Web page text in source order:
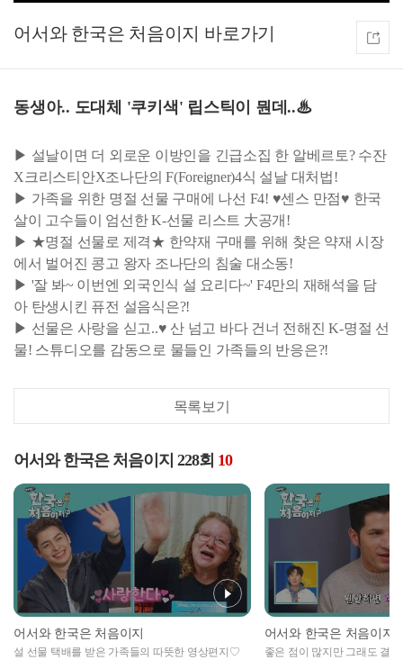
어서와 한국은 처음이지
동생아.. 도대체 '쿠키색' 립스틱이 뭔데..♨
▶ 설날이면 더 외로운 이방인을 긴급소집 한 알베르토? 수잔
X크리스티안X조나단의 F(Foreigner)4식 설날 대처법!
▶ 가족을 위한 명절 선물 구매에 나선 F4! ♥센스 만점♥ 한국
살이 고수들이 엄선한 K-선물 리스트 大공개!
▶ ★명절 선물로 제격★ 한약재 구매를 위해 찾은 약재 시장
에서 벌어진 콩고 왕자 조나단의 침술 대소동!
▶ '잘 봐~ 이번엔 외국인식 설 요리다~' F4만의 재해석을 담
아 탄생시킨 퓨전 설음식은?!
▶ 선물은 사랑을 싣고..♥ 산 넘고 바다 건너 전해진 K-명절 선
물! 스튜디오를 감동으로 물들인 가족들의 반응은?!
목록보기
어서와 한국은 처음이지 228회 10
어서와 한국은 처음이지
설 선물 택배를 받은 가족들의 따뜻한 영상편지♡
어서와 한국은 처음이지
좋은 점이 많지만 그래도 결